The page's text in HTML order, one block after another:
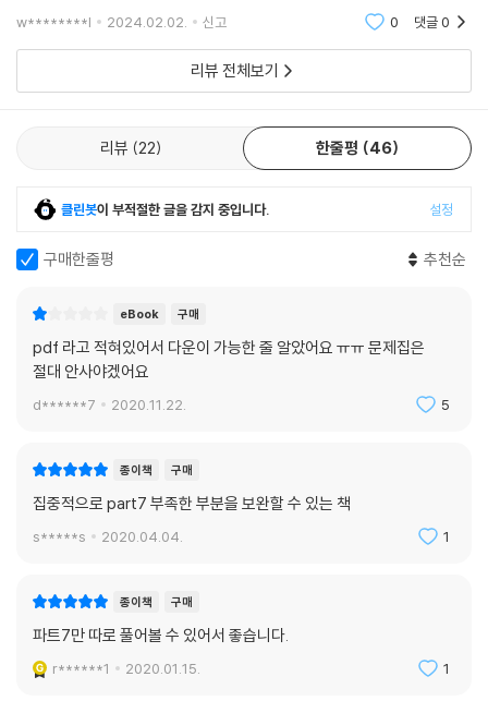
때마다 시간이 부족해서 연습 해보려고요 양치기 가보자고~~~~!!! 토익
w********l 2024.02.02. 신고 0 댓글0
리뷰 전체보기
리뷰 22 한줄평 46
클린봇이 부적절한 글을 감지 중입니다. 설정
구매한줄평 추천순
eBook 구매
pdf 라고 적혀있어서 다운이 가능한 줄 알았어요 ㅠㅠ 문제집은
절대 안사야겠어요
d******7 2020.11.22. 5
종이책 구매
집중적으로 part7 부족한 부분을 보완할 수 있는 책
s*****s 2020.04.04. 1
종이책 구매
파트7만 따로 풀어볼 수 있어서 좋습니다.
r******1 2020.01.15. 1